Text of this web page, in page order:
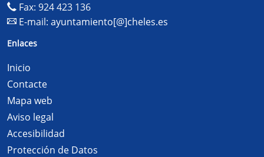
Fax: 924 423 136
E-mail: ayuntamiento[@]cheles.es
Enlaces
Inicio
Contacte
Mapa web
Aviso legal
Accesibilidad
Protección de Datos